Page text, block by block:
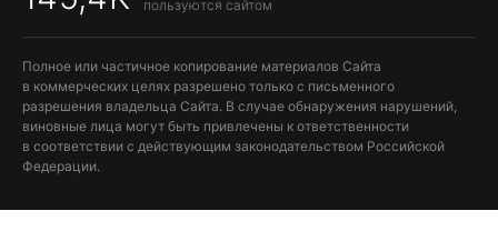
пользуются сайтом
Полное или частичное копирование материалов Сайта
в коммерческих целях разрешено только с письменного
разрешения владельца Сайта. В случае обнаружения нарушений,
виновные лица могут быть привлечены к ответственности
в соответствии с действующим законодательством Российской
Федерации.